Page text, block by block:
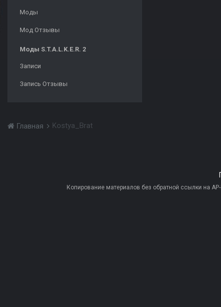
Моды
Мод Отзывы
Моды S.T.A.L.K.E.R. 2
Записи
Запись Отзывы
Главная Kostya_Brat
Копирование материалов без обратной ссылки на